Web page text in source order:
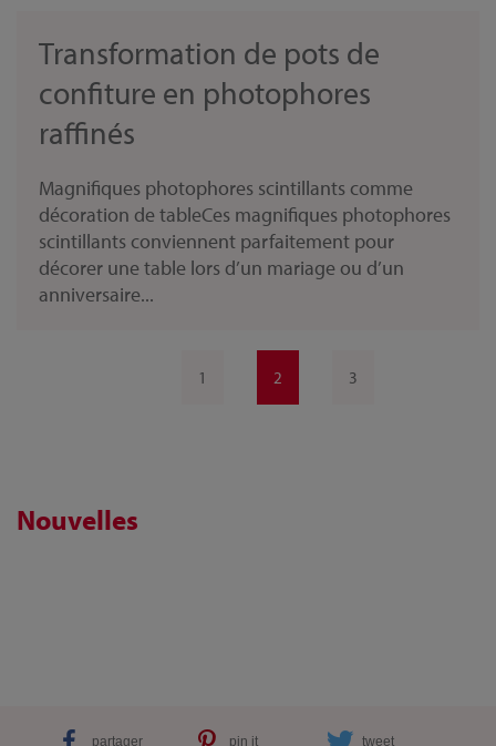
Transformation de pots de
confiture en photophores
raffinés
Magnifiques photophores scintillants comme
décoration de tableCes magnifiques photophores
scintillants conviennent parfaitement pour
décorer une table lors d’un mariage ou d’un
anniversaire...
1 2 3
Nouvelles
partager pin it tweet